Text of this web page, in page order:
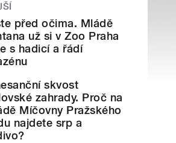
před očima. Mládě
už si v Zoo Praha
s hadicí a řádí
skvost
zahrady. Proč na
Míčovny Pražského
najdete srp a